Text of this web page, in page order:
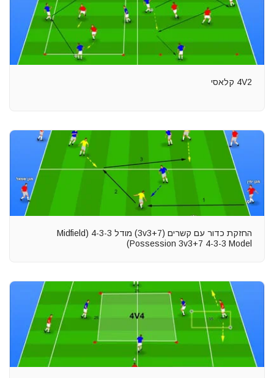
4V2 קלאסי
החזקת כדור עם קשרים (3v3+7) מודל 4-3-3 (Midfield
Possession 3v3+7 4-3-3 Model)